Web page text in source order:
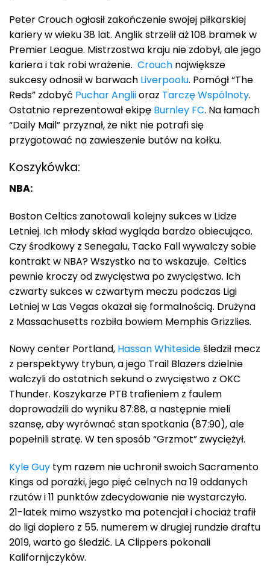
Peter Crouch ogłosił zakończenie swojej piłkarskiej
kariery w wieku 38 lat. Anglik strzelił aż 108 bramek w
Premier League. Mistrzostwa kraju nie zdobył, ale jego
kariera i tak robi wrażenie. Crouch największe
sukcesy odnosił w barwach Liverpoolu. Pomógł “The
Reds” zdobyć Puchar Angliioraz Tarczę Wspólnoty.
Ostatnio reprezentował ekipę Burnley FC. Na łamach
“Daily Mail” przyznał, że nikt nie potrafi się
przygotować na zawieszenie butów na kołku.
Koszykówka:
NBA:
Boston Celtics zanotowali kolejny sukces w Lidze
Letniej. Ich młody skład wygląda bardzo obiecująco.
Czy środkowy z Senegalu, Tacko Fall wywalczy sobie
kontrakt w NBA? Wszystko na to wskazuje. Celtics
pewnie kroczy od zwycięstwa po zwycięstwo. Ich
czwarty sukces w czwartym meczu podczas Ligi
Letniej w Las Vegas okazał się formalnością. Drużyna
z Massachusetts rozbiła bowiem Memphis Grizzlies.
Nowy center Portland, Hassan Whitesideśledził mecz
z perspektywy trybun, a jego Trail Blazers dzielnie
walczyli do ostatnich sekund o zwycięstwo z OKC
Thunder. Koszykarze PTB trafieniem z faulem
doprowadzili do wyniku 87:88, a następnie mieli
szansę, aby wyrównać stan spotkania (87:90), ale
popełnili stratę. W ten sposób “Grzmot” zwyciężył.
Kyle Guy tym razem nie uchronił swoich Sacramento
Kings od porażki, jego pięć celnych na 19 oddanych
rzutów i 11 punktów zdecydowanie nie wystarczyło.
21-latek mimo wszystko ma potencjał i chociaż trafił
do ligi dopiero z 55. numerem w drugiej rundzie draftu
2019, warto go śledzić. LA Clippers pokonali
Kalifornijczyków.